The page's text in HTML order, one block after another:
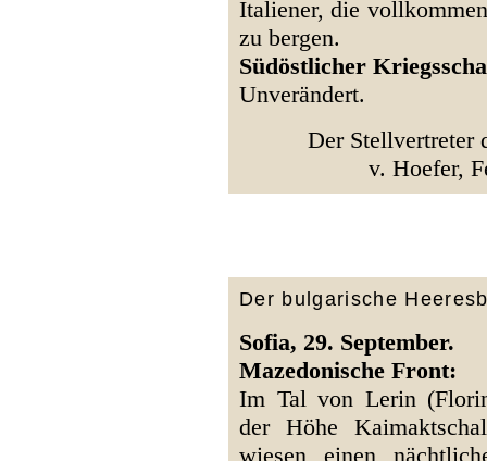
Italiener, die
zu bergen.
Südöstlicher
Unverändert.
Der Stellvertreter
v. Hoefer,
Der bulgarische
Sofia, 29. September.
Mazedonische Front:
Im Tal von Lerin
der Höhe
wiesen einen